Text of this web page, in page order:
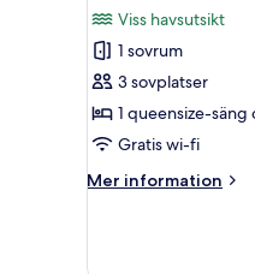
foton
för
Dubbelrum
eller
tvåbäddsrum
viss
Viss havsutsikt
1 sovrum
3 sovplatser
1 queensize-säng
Gratis wi-fi
Mer information
Mer